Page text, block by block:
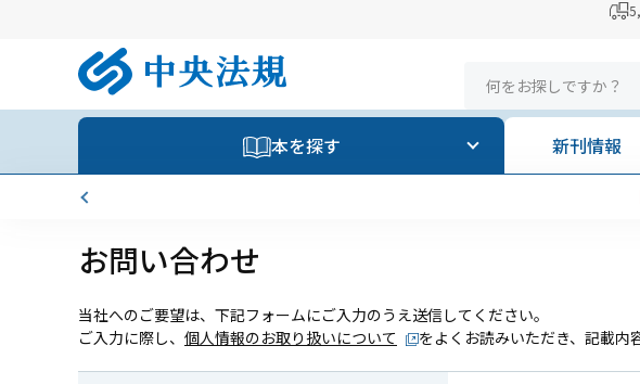
本を探す 新刊情報
お問い合わせ
当社へのご要望は、下記フォームにご入力のうえ送信してください。
ご入力に際し、 個人情報のお取り扱いについて をよくお読みいただき、記載内